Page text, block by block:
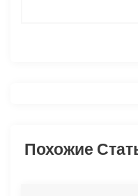
я
Похожие